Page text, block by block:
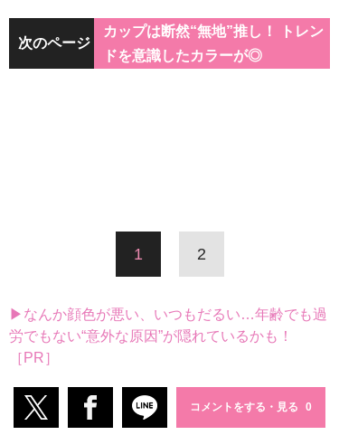
次のページ
カップは断然“無地”推し！ トレン
ドを意識したカラーが◎
1 2
▶なんか顔色が悪い、いつもだるい…年齢でも過
労でもない“意外な原因”が隠れているかも！
［PR］
コメントをする・見る